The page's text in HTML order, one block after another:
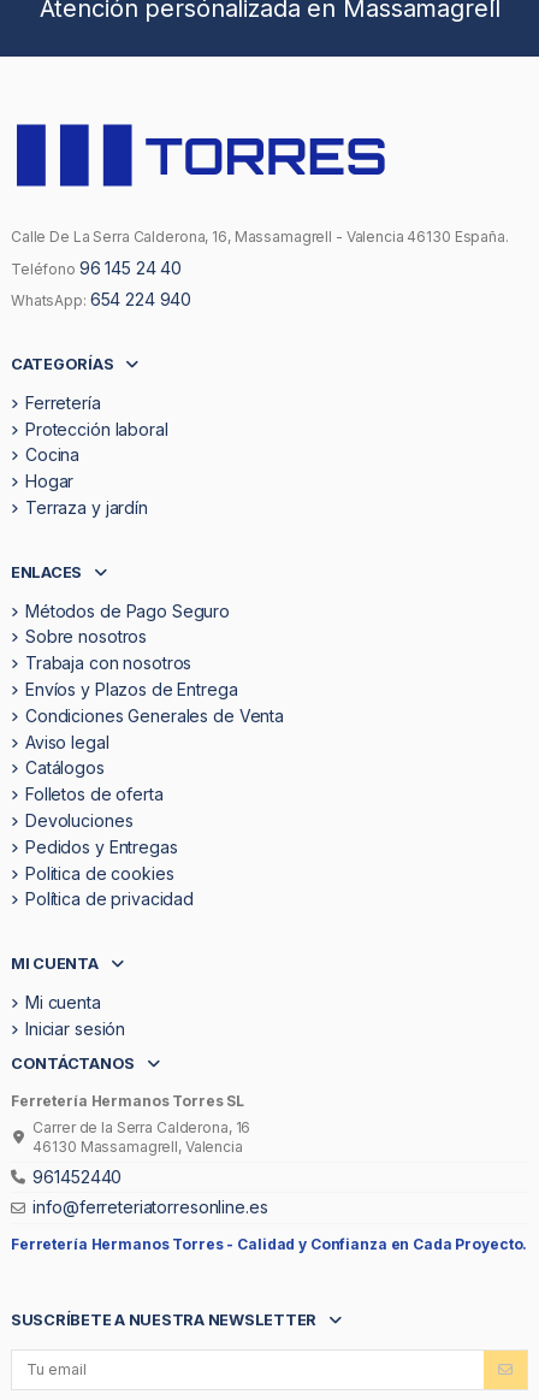
Atención personalizada en Massamagrell
Calle De La Serra Calderona, 16, Massamagrell - Valencia 46130 España.
Teléfono 96 145 24 40
WhatsApp: 654 224 940
CATEGORÍAS
Ferretería
Protección laboral
Cocina
Hogar
Terraza y jardín
ENLACES
Métodos de Pago Seguro
Sobre nosotros
Trabaja con nosotros
Envíos y Plazos de Entrega
Condiciones Generales de Venta
Aviso legal
Catálogos
Folletos de oferta
Devoluciones
Pedidos y Entregas
Politica de cookies
Política de privacidad
MI CUENTA
Mi cuenta
Iniciar sesión
CONTÁCTANOS
Ferretería Hermanos Torres SL
Carrer de la Serra Calderona, 16
46130 Massamagrell, Valencia
961452440
info@ferreteriatorresonline.es
Ferretería Hermanos Torres - Calidad y Confianza en Cada Proyecto.
SUSCRÍBETE A NUESTRA NEWSLETTER